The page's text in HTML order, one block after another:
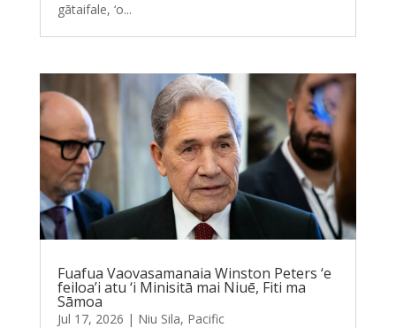
gātaifale, ‘o...
Fuafua Vaovasamanaia Winston Peters ‘e
feiloa’i atu ‘i Minisitā mai Niuē, Fiti ma
Sāmoa
Jul 17, 2026 | Niu Sila, Pacific